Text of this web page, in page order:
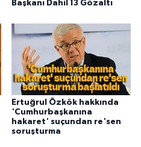
Başkanı Dahil 13 Gözaltı
Ertuğrul Özkök hakkında
'Cumhurbaşkanına
hakaret' suçundan re'sen
soruşturma